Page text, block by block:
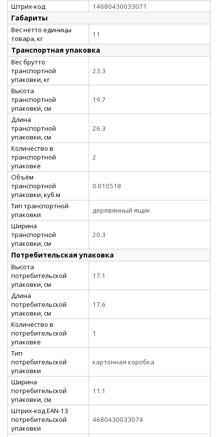
Штрих-код
14680430033071
Габариты
Вес нетто единицы
товара, кг
11
Транспортная упаковка
Вес брутто
транспортной
упаковки, кг
23.3
Высота
транспортной
упаковки, см
19.7
Длина
транспортной
упаковки, см
26.3
Количество в
транспортной
упаковке
2
Объём
транспортной
упаковки, куб.м
0.010518
Тип транспортной
упаковки
деревянный ящик
Ширина
транспортной
упаковки, см
20.3
Потребительская упаковка
Высота
потребительской
упаковки, см
17.1
Длина
потребительской
упаковки, см
17.6
Количество в
потребительской
упаковке
1
Тип
потребительской
упаковки
картонная коробка
Ширина
потребительской
упаковки, см
11.1
Штрих-код EAN-13
потребительской
упаковки
4680430033074